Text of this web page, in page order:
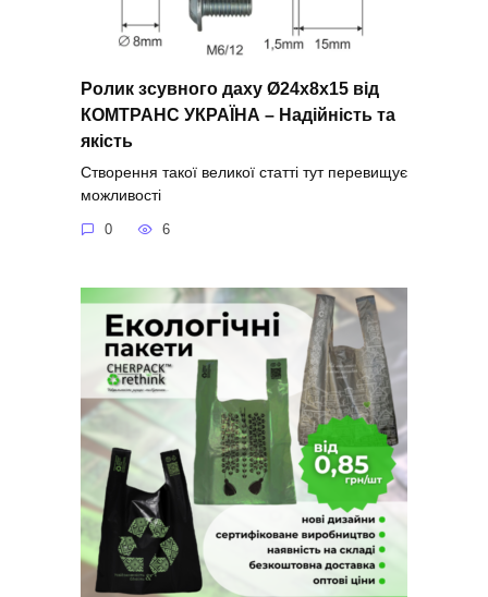
Ролик зсувного даху Ø24x8x15 від
КОМТРАНС УКРАЇНА – Надійність та
якість
Створення такої великої статті тут перевищує
можливості
0 6